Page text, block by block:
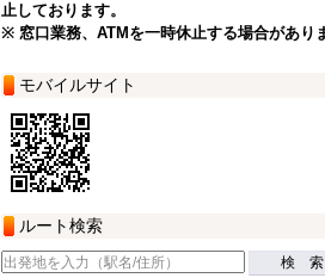
止しております。
※ 窓口業務、ATMを一時休止する場合があり
モバイルサイト
ルート検索
検 索